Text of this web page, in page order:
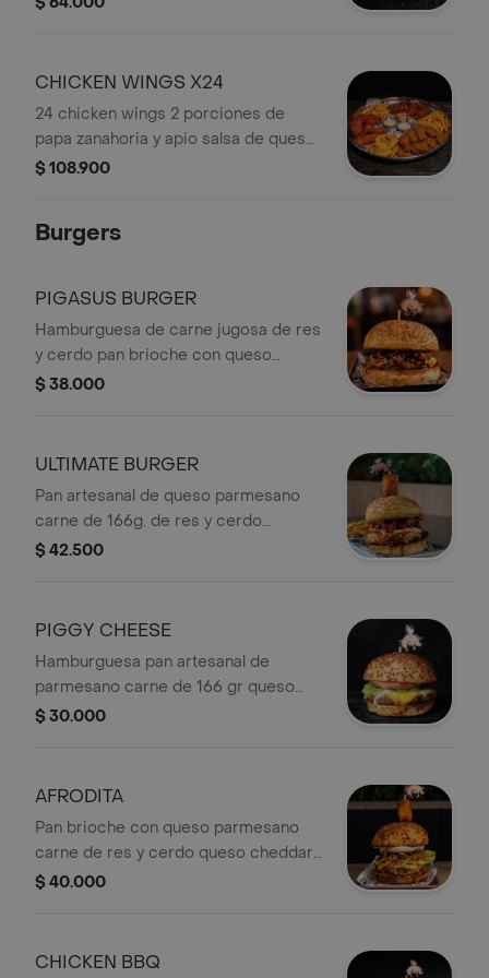
CHICKEN WINGS X24
24 chicken wings 2 porciones de
papa zanahoria y apio salsa de queso
azul alioli de ajo y salsa a elección
$ 108.900
Burgers
PIGASUS BURGER
Hamburguesa de carne jugosa de res
y cerdo pan brioche con queso
parmesano queso cheddar y el toque
de la casa.
$ 38.000
ULTIMATE BURGER
Pan artesanal de queso parmesano
carne de 166g. de res y cerdo
chicharrón crujiente bañado en salsa
chicharrón
$ 42.500
PIGGY CHEESE
Hamburguesa pan artesanal de
parmesano carne de 166 gr queso
cheddar cogollo europeo tomate
$ 30.000
AFRODITA
Pan brioche con queso parmesano
carne de res y cerdo queso cheddar
gratinado mermelada de tocineta
con queso papialpa frito con salsa de
$ 40.000
CHICKEN BBQ